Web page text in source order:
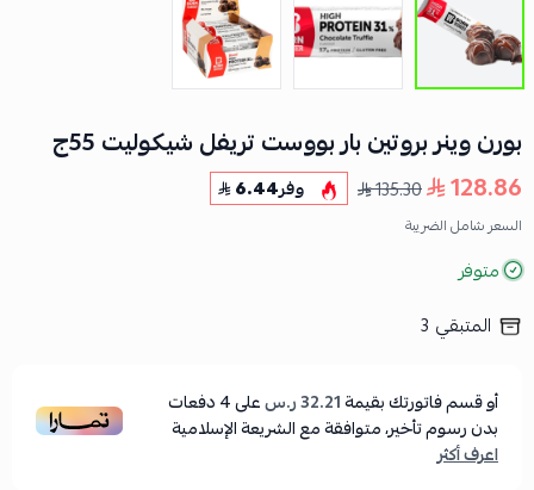
بورن وينر بروتين بار بووست تريفل شيكوليت 55ج
128.86
135.30 وفر6.44
السعر شامل الضريبة
متوفر
المتبقي 3
أو قسم فاتورتك بقيمة32.21 ر.س على4دفعات
بدون رسوم تأخير، متوافقة مع الشريعة الإسلامية
اعرف أكثر